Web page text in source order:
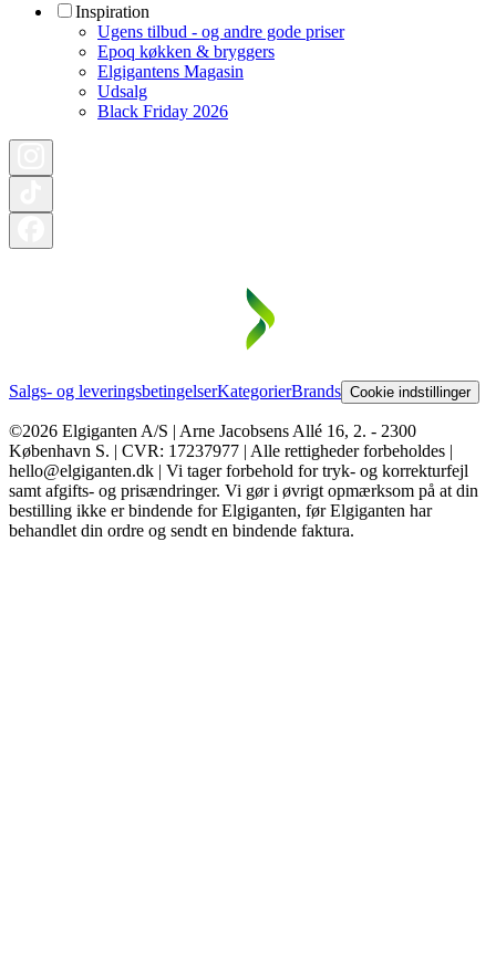
Inspiration
Ugens tilbud - og andre gode priser
Epoq køkken & bryggers
Elgigantens Magasin
Udsalg
Black Friday 2026
Salgs- og leveringsbetingelserKategorierBrands Cookie indstillinger
©2026 Elgiganten A/S | Arne Jacobsens Allé 16, 2. - 2300
København S. | CVR: 17237977 | Alle rettigheder forbeholdes |
hello@elgiganten.dk | Vi tager forbehold for tryk- og korrekturfejl
samt afgifts- og prisændringer. Vi gør i øvrigt opmærksom på at din
bestilling ikke er bindende for Elgiganten, før Elgiganten har
behandlet din ordre og sendt en bindende faktura.